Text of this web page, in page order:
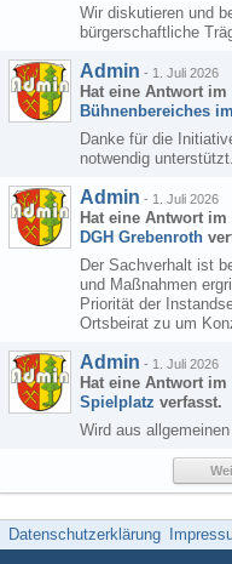
Wir diskutieren und
bürgerschaftliche
Admin - 1. Juli 2026
Hat eine Antwort im
Bühnenbereiches
Danke für die
notwendig unterstützt.
Admin - 1. Juli 2026
Hat eine Antwort im
DGH Grebenroth
Der Sachverhalt ist
und Maßnahmen
Priorität der
Ortsbeirat zu um
Admin - 1. Juli 2026
Hat eine Antwort im
Spielplatz verfasst.
Wird aus
Datenschutzerklärung